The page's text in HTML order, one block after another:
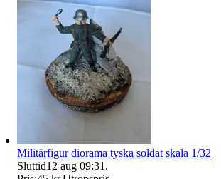
Militärfigur diorama tyska soldat skala 1/32
Sluttid12 aug 09:31 .